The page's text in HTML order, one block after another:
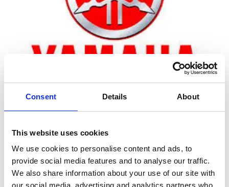
Consent Details About
This website uses cookies
We use cookies to personalise content and ads, to
provide social media features and to analyse our traffic.
We also share information about your use of our site with
our social media, advertising and analytics partners who
Zoom
Leveringstid er 5-6 dag(e)
Model/varenr.: 6P2825904100